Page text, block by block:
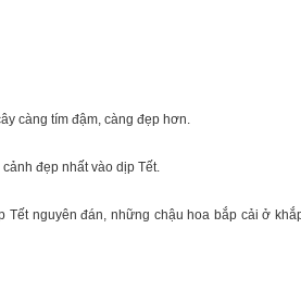
càng tím đậm, càng đẹp hơn.
đẹp nhất vào dịp Tết.
nguyên đán, những chậu hoa bắp cải ở